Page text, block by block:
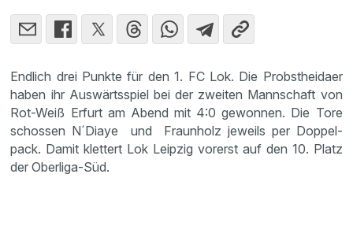
Endlich drei Punkte für den 1. FC Lok. Die Probst­heidaer
haben ihr Auswärts­spiel bei der zweiten Mannschaft von
Rot-Weiß Erfurt am Abend mit 4:0 gewonnen. Die Tore
schossen N´Diaye und Fraun­holz jeweils per Doppel­
pack. Damit klettert Lok Leipzig vorerst auf den 10. Platz
der Oberliga-Süd.